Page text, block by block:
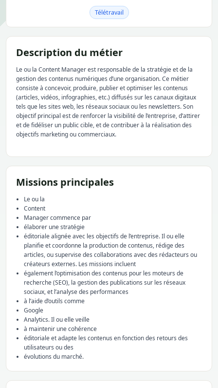
Télétravail
Description du métier
Le ou la Content Manager est responsable de la stratégie et de la
gestion des contenus numériques d’une organisation. Ce métier
consiste à concevoir, produire, publier et optimiser les contenus
(articles, vidéos, infographies, etc.) diffusés sur les canaux digitaux
tels que les sites web, les réseaux sociaux ou les newsletters. Son
objectif principal est de renforcer la visibilité de l’entreprise, d’attirer
et de fidéliser un public cible, et de contribuer à la réalisation des
objectifs marketing ou commerciaux.
Missions principales
Le ou la
Content
Manager commence par
élaborer une stratégie
éditoriale alignée avec les objectifs de l’entreprise. Il ou elle
planifie et coordonne la production de contenus, rédige des
articles, ou supervise des collaborations avec des rédacteurs ou
créateurs externes. Les missions incluent
également l’optimisation des contenus pour les moteurs de
recherche (SEO), la gestion des publications sur les réseaux
sociaux, et l’analyse des performances
à l’aide d’outils comme
Google
Analytics. Il ou elle veille
à maintenir une cohérence
éditoriale et adapte les contenus en fonction des retours des
utilisateurs ou des
évolutions du marché.